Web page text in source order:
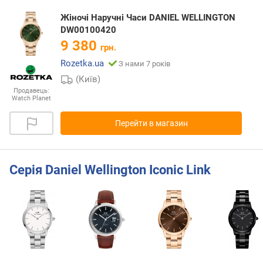
Продавець:
Watch Planet
Жіночі Наручні Часи DANIEL WELLINGTON
DW00100420
9 380 грн.
Rozetka.ua
З нами 7 років
(Київ)
Перейти в магазин
Серія Daniel Wellington Iconic Link